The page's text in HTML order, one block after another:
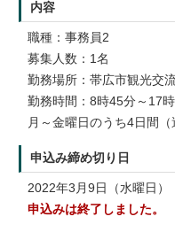
内容
職種：事務員2
募集人数：1名
勤務場所：帯広市観光交
勤務時間：8時45分～17
月～金曜日のうち4日間（
申込み締め切り日
2022年3月9日（水曜日）
申込みは終了しました。